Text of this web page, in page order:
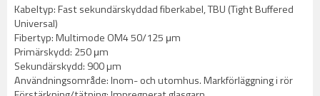
Kabeltyp: Fast sekundärskyddad fiberkabel, TBU (Tight Buffered
Universal)
Fibertyp: Multimode OM4 50/125 μm
Primärskydd: 250 μm
Sekundärskydd: 900 µm
Användningsområde: Inom- och utomhus. Markförläggning i rör